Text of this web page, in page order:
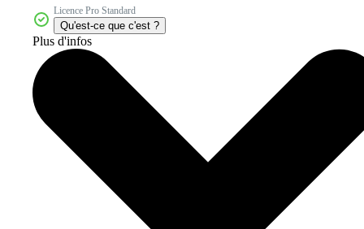
Licence Pro Standard
Qu'est-ce que c'est ?
Plus d'infos